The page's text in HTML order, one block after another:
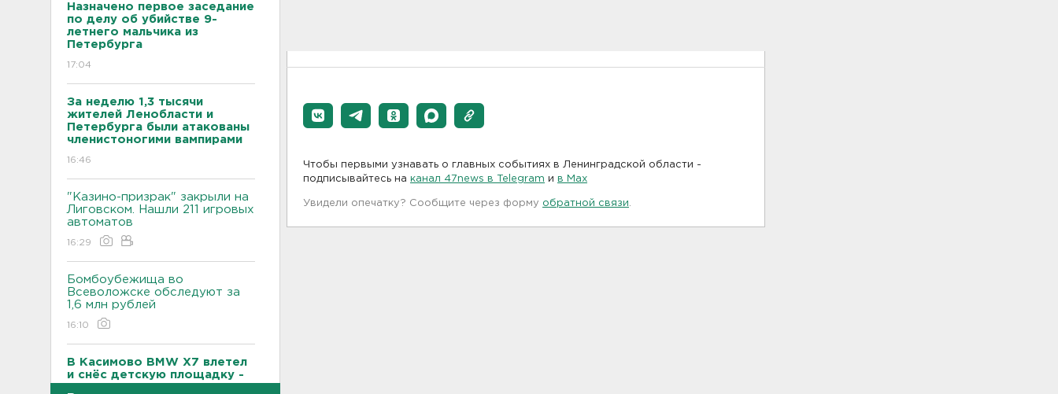
Назначено первое заседание
по делу об убийстве 9-
летнего мальчика из
Петербурга
17:04
За неделю 1,3 тысячи
жителей Ленобласти и
Петербурга были атакованы
членистоногими вампирами
16:46
"Казино-призрак" закрыли на
Лиговском. Нашли 211 игровых
автоматов
16:29
Бомбоубежища во
Всеволожске обследуют за
1,6 млн рублей
16:10
В Касимово BMW X7 влетел
и снёс детскую площадку -
Чтобы первыми узнавать о главных событиях в Ленинградской области -
подписывайтесь на канал 47news в Telegram и в Maх
Увидели опечатку? Сообщите через форму обратной связи